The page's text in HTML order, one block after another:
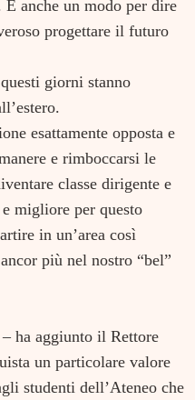
anche un modo per dire
progettare il futuro
giorni stanno
esattamente opposta e
e rimboccarsi le
classe dirigente e
migliore per questo
in un’area così
più nel nostro “bel”
ha aggiunto il Rettore
un particolare valore
studenti dell’Ateneo che